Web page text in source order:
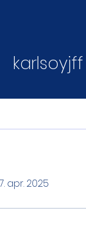
karlsoyjff
apr. 2025